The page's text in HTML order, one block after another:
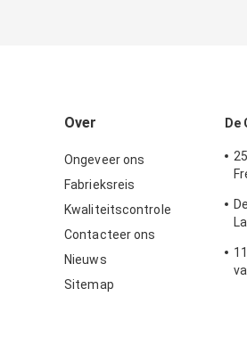
Over
Ongeveer ons
Fabrieksreis
Kwaliteitscontrole
Contacteer ons
Nieuws
Sitemap
De